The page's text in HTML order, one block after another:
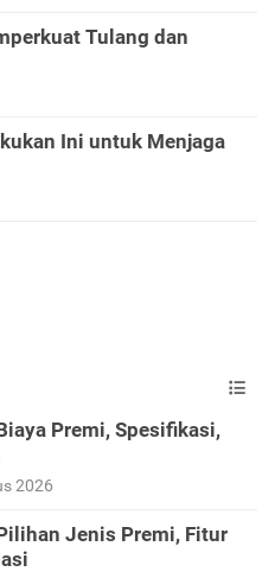
Tulang dan
Ini untuk Menjaga
Premi, Spesifikasi,
2026
Jenis Premi, Fitur